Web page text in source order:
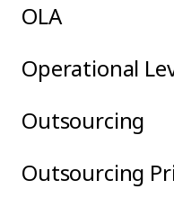
OLA
Operational
Outsourcing
Outsourcing